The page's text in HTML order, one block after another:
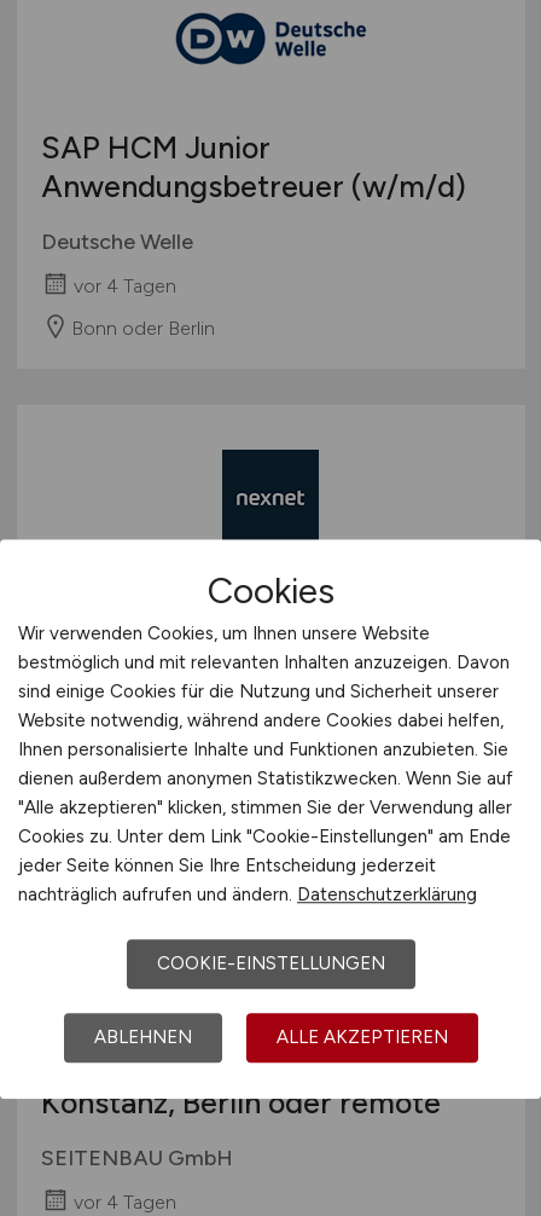
SAP HCM Junior
Anwendungsbetreuer (w/m/d)
Deutsche Welle
vor 4 Tagen
Bonn oder Berlin
Professional Java Developer
(m/w/d)
nexnet GmbH
vor 4 Tagen
Berlin
Senior Java Developer(m/w/d)-
Konstanz, Berlin oder remote
SEITENBAU GmbH
vor 4 Tagen
Cookies
Wir verwenden Cookies, um Ihnen unsere Website
bestmöglich und mit relevanten Inhalten anzuzeigen. Davon
sind einige Cookies für die Nutzung und Sicherheit unserer
Website notwendig, während andere Cookies dabei helfen,
Ihnen personalisierte Inhalte und Funktionen anzubieten. Sie
dienen außerdem anonymen Statistikzwecken. Wenn Sie auf
"Alle akzeptieren" klicken, stimmen Sie der Verwendung aller
Cookies zu. Unter dem Link "Cookie-Einstellungen" am Ende
jeder Seite können Sie Ihre Entscheidung jederzeit
nachträglich aufrufen und ändern. Datenschutzerklärung
COOKIE-EINSTELLUNGEN
ABLEHNEN ALLE AKZEPTIEREN